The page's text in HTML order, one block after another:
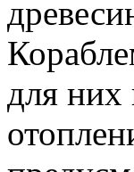
для них